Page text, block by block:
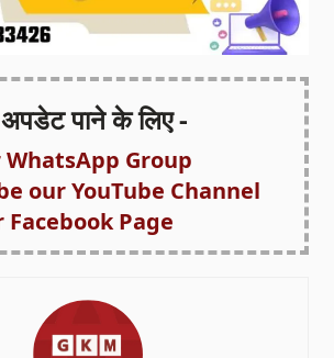
पाने के लिए -
WhatsApp Group
our YouTube Channel
Facebook Page